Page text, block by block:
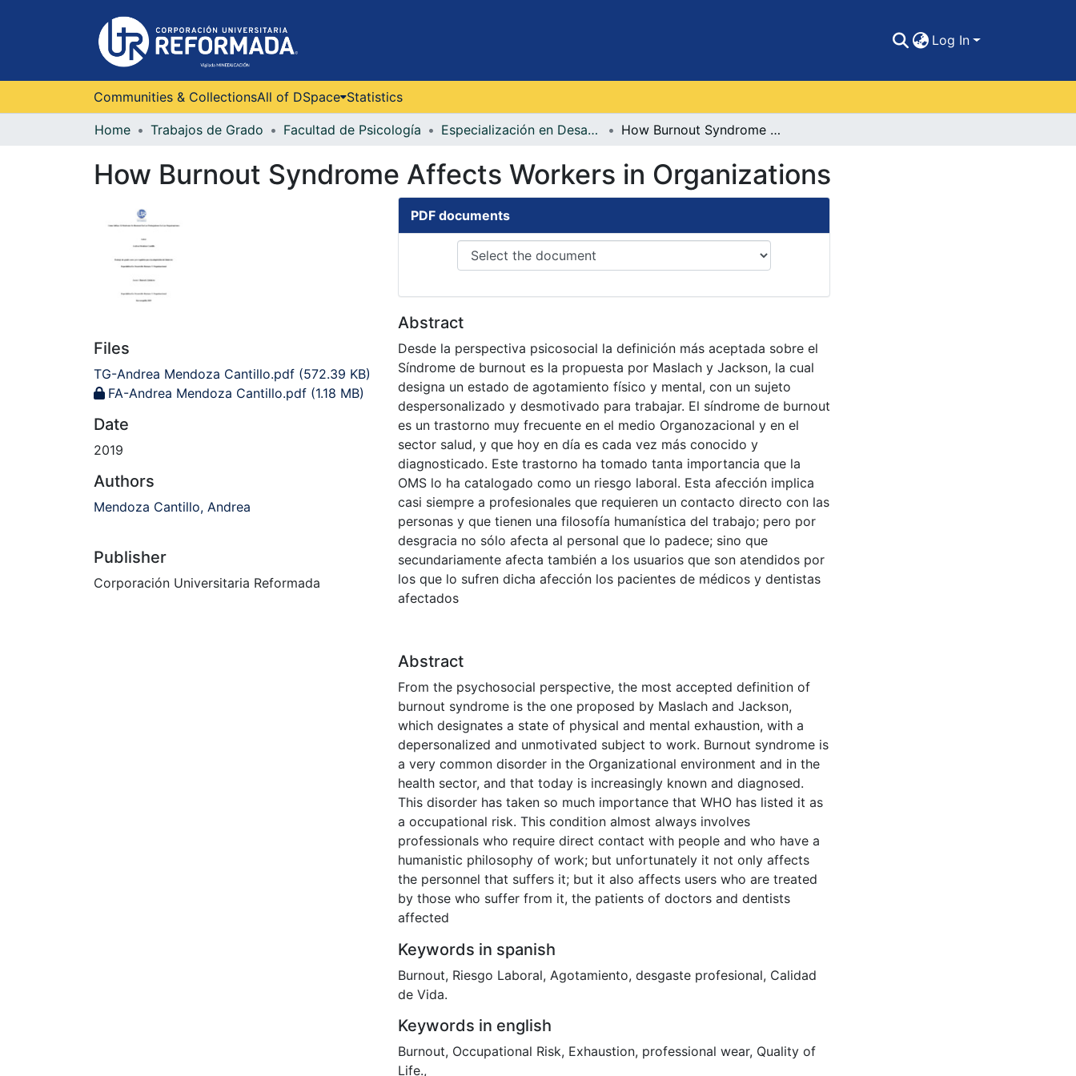
Log In
Communities & CollectionsAll of DSpace Statistics
Home Trabajos de Grado Facultad de Psicología Especialización en Desarrollo Humano y Organizacional How Burnout Syndrome Affects Workers in Organizations
How Burnout Syndrome Affects Workers in Organizations
Files
TG-Andrea Mendoza Cantillo.pdf (572.39 KB)
FA-Andrea Mendoza Cantillo.pdf (1.18 MB)
Date
2019
Authors
Mendoza Cantillo, Andrea
Publisher
Corporación Universitaria Reformada
PDF documents
Abstract
Desde la perspectiva psicosocial la definición más aceptada sobre el
Síndrome de burnout es la propuesta por Maslach y Jackson, la cual
designa un estado de agotamiento físico y mental, con un sujeto
despersonalizado y desmotivado para trabajar. El síndrome de burnout
es un trastorno muy frecuente en el medio Organozacional y en el
sector salud, y que hoy en día es cada vez más conocido y
diagnosticado. Este trastorno ha tomado tanta importancia que la
OMS lo ha catalogado como un riesgo laboral. Esta afección implica
casi siempre a profesionales que requieren un contacto directo con las
personas y que tienen una filosofía humanística del trabajo; pero por
desgracia no sólo afecta al personal que lo padece; sino que
secundariamente afecta también a los usuarios que son atendidos por
los que lo sufren dicha afección los pacientes de médicos y dentistas
afectados
Abstract
From the psychosocial perspective, the most accepted definition of
burnout syndrome is the one proposed by Maslach and Jackson,
which designates a state of physical and mental exhaustion, with a
depersonalized and unmotivated subject to work. Burnout syndrome is
a very common disorder in the Organizational environment and in the
health sector, and that today is increasingly known and diagnosed.
This disorder has taken so much importance that WHO has listed it as
a occupational risk. This condition almost always involves
professionals who require direct contact with people and who have a
humanistic philosophy of work; but unfortunately it not only affects
the personnel that suffers it; but it also affects users who are treated
by those who suffer from it, the patients of doctors and dentists
affected
Keywords in spanish
Burnout, Riesgo Laboral, Agotamiento, desgaste profesional, Calidad
de Vida.
Keywords in english
Burnout, Occupational Risk, Exhaustion, professional wear, Quality of
Life.,